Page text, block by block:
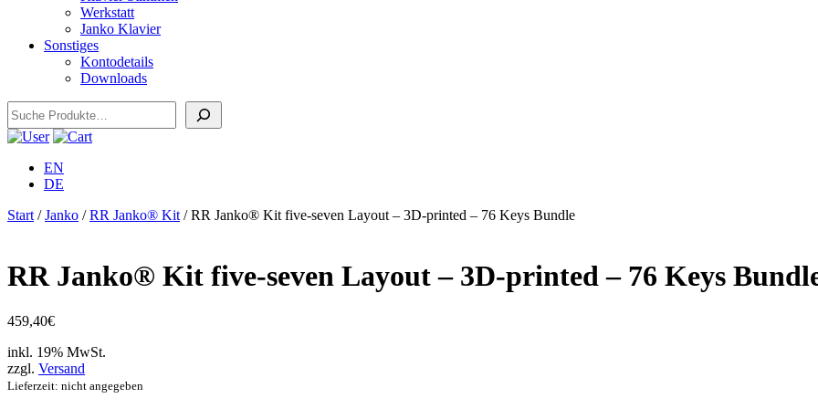
Werkstatt
Janko Klavier
Sonstiges
Kontodetails
Downloads
Suchen
EN
DE
Start /Janko /RR Janko® Kit / RR Janko® Kit five-seven Layout – 3D-printed – 76 Keys Bundle
RR Janko® Kit five-seven Layout – 3D-printed – 76 Keys
459,40€
inkl. 19% MwSt.
zzgl. Versand
Lieferzeit: nicht angegeben